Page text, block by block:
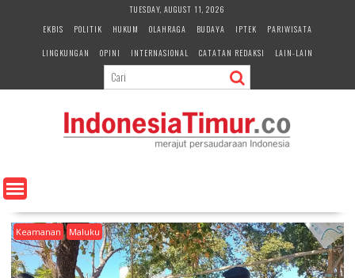
e
n
TUESDAY, AUGUST 11, 2026
EKBIS
POLITIK HUKUM OLAHRAGA BUDAYA IPTEK
PARIWISATA
LINGKUNGAN
OPINI INTERNASIONAL CATATAN REDAKSI LAIN-LAIN
Keamanan Maluku